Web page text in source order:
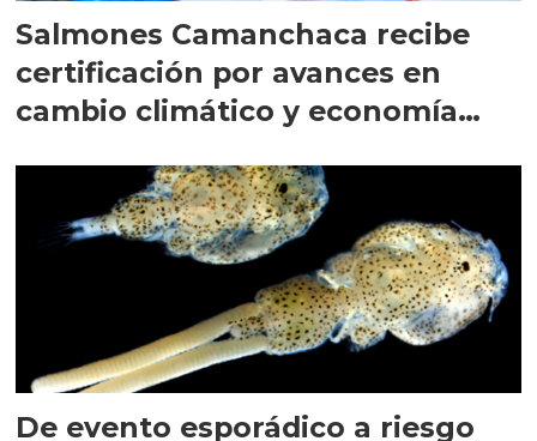
Salmones Camanchaca recibe
certificación por avances en
cambio climático y economía
De evento esporádico a riesgo